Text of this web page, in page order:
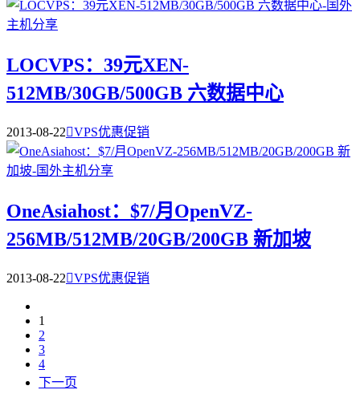
LOCVPS：39元XEN-
512MB/30GB/500GB 六数据中心
2013-08-22VPS优惠促销
OneAsiahost：$7/月OpenVZ-
256MB/512MB/20GB/200GB 新加坡
2013-08-22VPS优惠促销
1
2
3
4
下一页